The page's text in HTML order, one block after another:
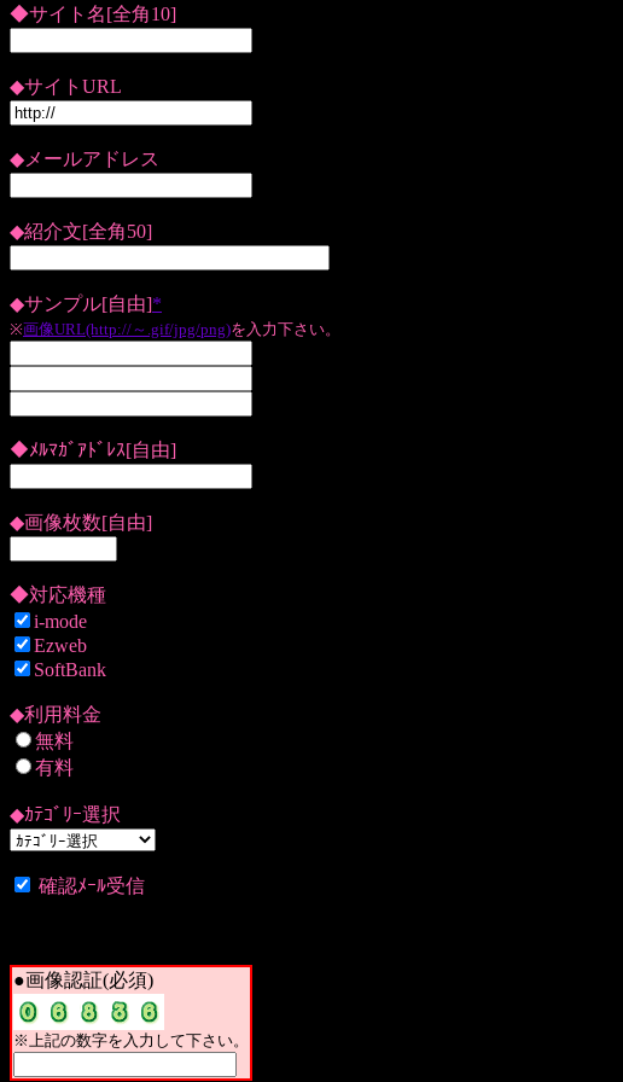
◆サイト名[全角10]
◆サイトURL
◆メールアドレス
◆紹介文[全角50]
◆サンプル[自由]*
※画像URL(http://～.gif/jpg/png)を入力下さい。
◆ﾒﾙﾏｶﾞｱﾄﾞﾚｽ[自由]
◆画像枚数[自由]
◆対応機種
i-mode
Ezweb
SoftBank
◆利用料金
無料
有料
◆ｶﾃｺﾞﾘｰ選択
確認ﾒｰﾙ受信
●画像認証(必須)
※上記の数字を入力して下さい。